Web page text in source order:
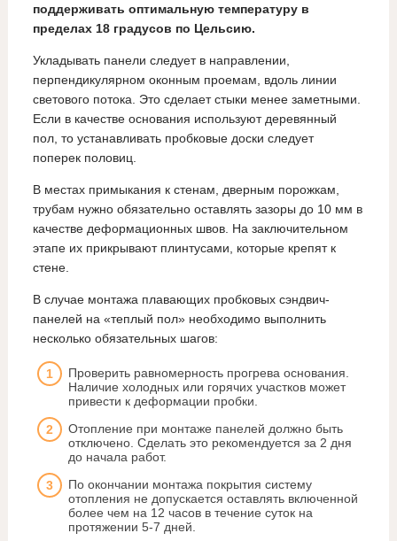
поддерживать оптимальную температуру в
пределах 18 градусов по Цельсию.
Укладывать панели следует в направлении,
перпендикулярном оконным проемам, вдоль линии
светового потока. Это сделает стыки менее заметными.
Если в качестве основания используют деревянный
пол, то устанавливать пробковые доски следует
поперек половиц.
В местах примыкания к стенам, дверным порожкам,
трубам нужно обязательно оставлять зазоры до 10 мм в
качестве деформационных швов. На заключительном
этапе их прикрывают плинтусами, которые крепят к
стене.
В случае монтажа плавающих пробковых сэндвич-
панелей на «теплый пол» необходимо выполнить
несколько обязательных шагов:
Проверить равномерность прогрева основания.
Наличие холодных или горячих участков может
привести к деформации пробки.
Отопление при монтаже панелей должно быть
отключено. Сделать это рекомендуется за 2 дня
до начала работ.
По окончании монтажа покрытия систему
отопления не допускается оставлять включенной
более чем на 12 часов в течение суток на
протяжении 5-7 дней.